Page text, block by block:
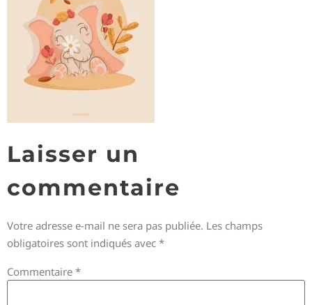
Laisser un
commentaire
Votre adresse e-mail ne sera pas publiée. Les champs
obligatoires sont indiqués avec *
Commentaire *